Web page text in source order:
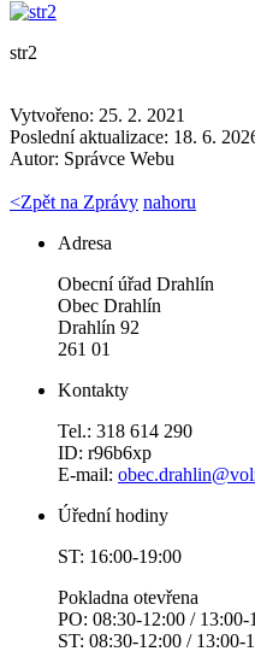
str2
Vytvořeno: 25. 2. 2021
Poslední aktualizace: 18. 6.
Autor: Správce Webu
<Zpět na Zprávy nahoru
Adresa
Obecní úřad Drahlín
Obec Drahlín
Drahlín 92
261 01
Kontakty
Tel.: 318 614 290
ID: r96b6xp
E-mail:
Úřední hodiny
ST: 16:00-19:00
Pokladna otevřena
PO: 08:30-12:00 / 13:00-
ST: 08:30-12:00 / 13:00-